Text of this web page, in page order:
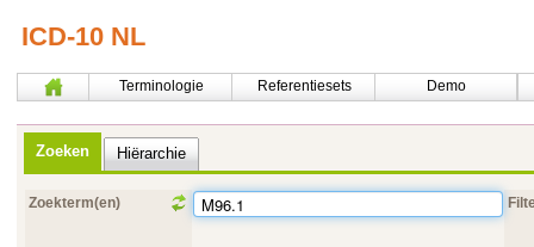
ICD-10 NL
Terminologie Referentiesets Demo
Zoeken Hiërarchie
Zoekterm(en)